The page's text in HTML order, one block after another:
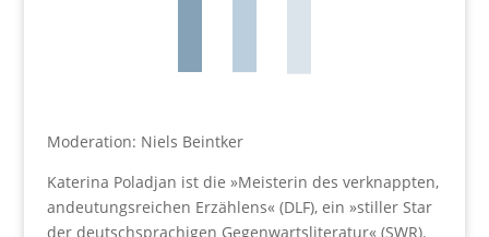
Moderation: Niels Beintker
Katerina Poladjan ist die »Meisterin des verknappten,
andeutungsreichen Erzählens« (DLF), ein »stiller Star
der deutschsprachigen Gegenwartsliteratur« (SWR).